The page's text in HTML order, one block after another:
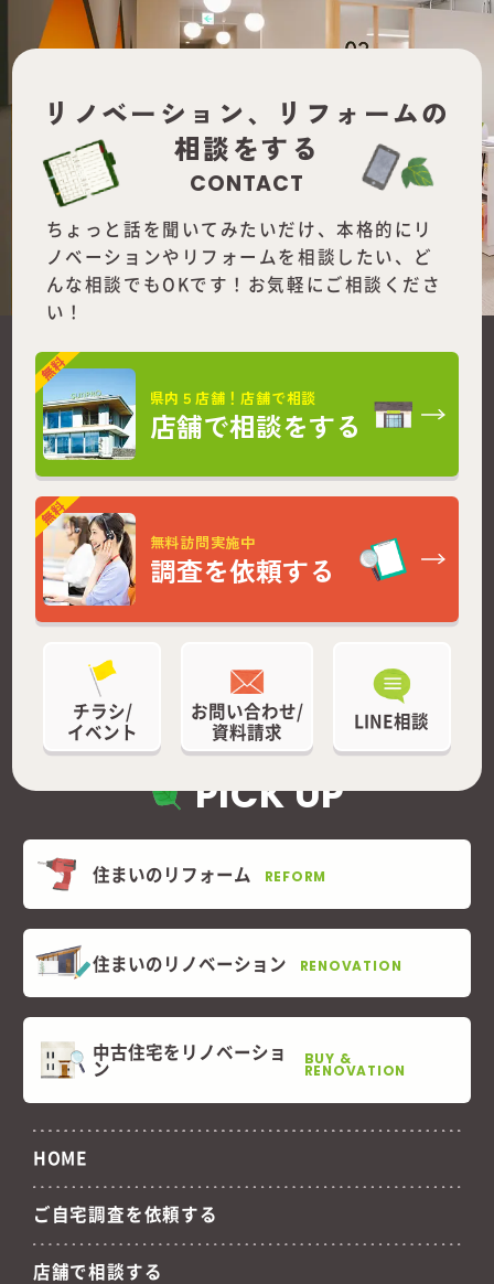
リノベーション、
リフォームの
相談をする
CONTACT
ちょっと話を聞いてみたいだけ、本格的にリ
ノベーションやリフォームを相談したい、ど
んな相談でもOKです！お気軽にご相談くださ
い！
県内５店舗！店舗で相談
店舗で相談をする
無料訪問実施中
調査を依頼する
チラシ/
イベント
お問い合わせ/
資料請求
LINE相談
PICK UP
住まいのリフォーム REFORM
住まいのリノベーション RENOVATION
中古住宅をリノベーショ
ン BUY &
RENOVATION
HOME
ご自宅調査を依頼する
店舗で相談する